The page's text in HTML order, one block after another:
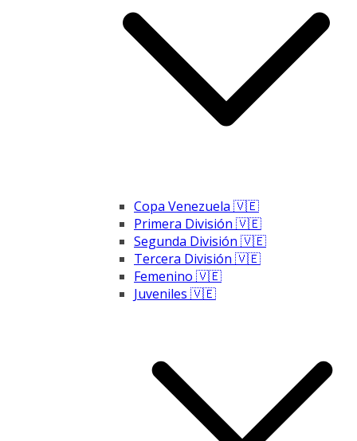
Copa Venezuela 🇻🇪
Primera División 🇻🇪
Segunda División 🇻🇪
Tercera División 🇻🇪
Femenino 🇻🇪
Juveniles 🇻🇪